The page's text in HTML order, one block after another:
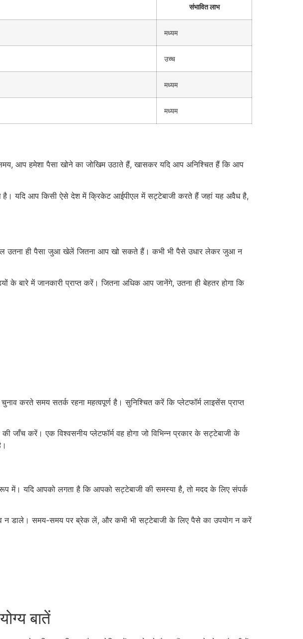
संभावित लाभ
मध्यम
उच्च
मध्यम
मध्यम
आप हमेशा पैसा खोने का जोखिम उठाते हैं, खासकर यदि आप अनिश्चित हैं कि आप
यदि आप किसी ऐसे देश में क्रिकेट आईपीएल में सट्टेबाजी करते हैं जहां यह अवैध है,
उतना ही पैसा जुआ खेलें जितना आप खो सकते हैं। कभी भी पैसे उधार लेकर जुआ न
बारे में जानकारी प्राप्त करें। जितना अधिक आप जानेंगे, उतना ही बेहतर होगा कि
करते समय सतर्क रहना महत्वपूर्ण है। सुनिश्चित करें कि प्लेटफॉर्म लाइसेंस प्राप्त
जाँच करें। एक विश्वसनीय प्लेटफॉर्म वह होगा जो विभिन्न प्रकार के सट्टेबाजी के
में। यदि आपको लगता है कि आपको सट्टेबाजी की समस्या है, तो मदद के लिए संपर्क
न डाले। समय-समय पर ब्रेक लें, और कभी भी सट्टेबाजी के लिए पैसे का उपयोग न करें
बातें